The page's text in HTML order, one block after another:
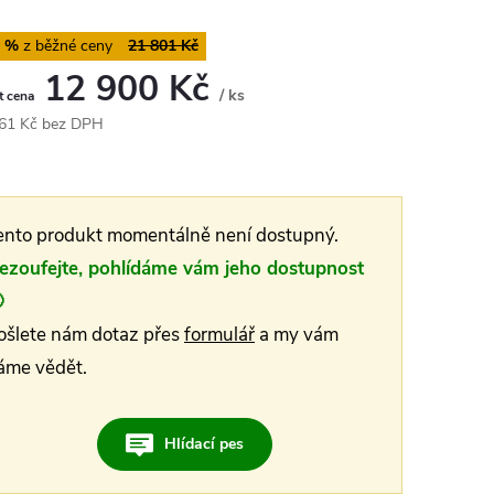
21 801 Kč
%
12 900 Kč / ks
Kč bez DPH
produkt momentálně není dostupný.
pohlídáme vám jeho dostupnost
nám dotaz přesformulář a my vám
vědět.
Hlídací pes